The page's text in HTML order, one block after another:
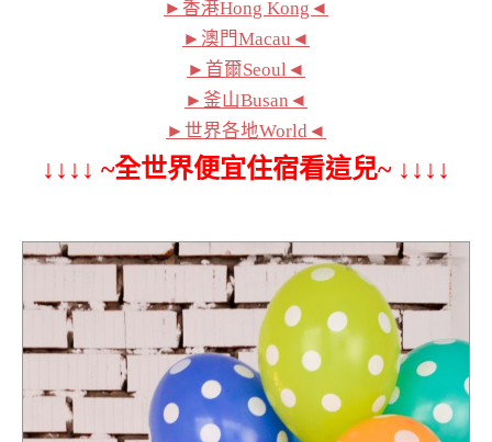
►香港Hong Kong◄
►澳門Macau◄
►首爾Seoul◄
►釜山Busan◄
►世界各地World◄
↓↓↓↓ ~全世界便宜住宿看這兒~ ↓↓↓↓